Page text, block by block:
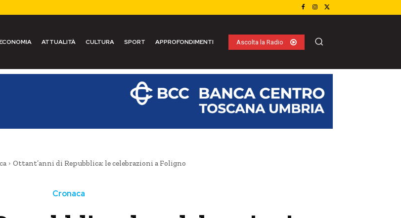
ATTUALITÀ CULTURA SPORT APPROFONDIMENTI Ascolta la Radio
Ottant’anni di Repubblica: le celebrazioni a Foligno
Cronaca